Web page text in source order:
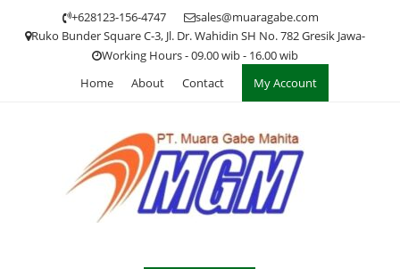
+628123-156-4747
sales@muaragabe.com
Ruko Bunder Square C-3, Jl. Dr. Wahidin SH No. 782 Gresik Jawa-
Working Hours - 09.00 wib - 16.00 wib
Home
About Contact My Account